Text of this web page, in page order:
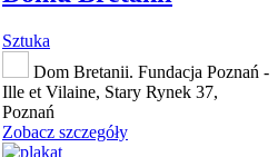
Sztuka
Dom Bretanii. Fundacja Poznań -
Ille et Vilaine, Stary Rynek 37,
Poznań
Zobacz szczegóły